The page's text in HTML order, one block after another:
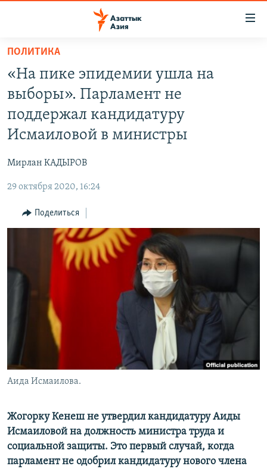
Вернуться
основному
содержанию
главной
Вернутся
КАЗАХСТАН
НОВОСТИ
ВОЙНА В УКРАИНЕ
НА ДРУГИХ ЯЗЫКАХ
КЫРГЫЗЧА
ЎЗБЕКЧА
ТОҶИКӢ
TÜRKMENÇE
ПОДПИШИТЕСЬ НА НАС В СОЦСЕТЯХ
Все сайты РСЕ/РС
ПОЛИТИКА
«На пике эпидемии ушла на
выборы». Парламент не
поддержал кандидатуру
Исмаиловой в министры
Мирлан КАДЫРОВ
29 октября 2020, 16:24
Поделиться
Аида Исмаилова.
Жогорку Кенеш не утвердил кандидатуру Аиды
Исмаиловой на должность министра труда и
социальной защиты. Это первый случай, когда
парламент не одобрил кандидатуру нового члена